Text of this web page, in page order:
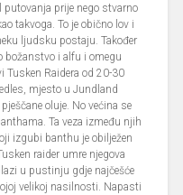
prije nego stvarno
takvoga. To je obično lov i
ljudsku postaju. Također
božanstvo i alfu i omegu
Tusken Raidera od 20-30
mjesto u Jundland
oluje. No većina se
Ta veza između njih
izgubi banthu je obilježen
raider umre njegova
u pustinju gdje najčešće
velikoj nasilnosti. Napasti